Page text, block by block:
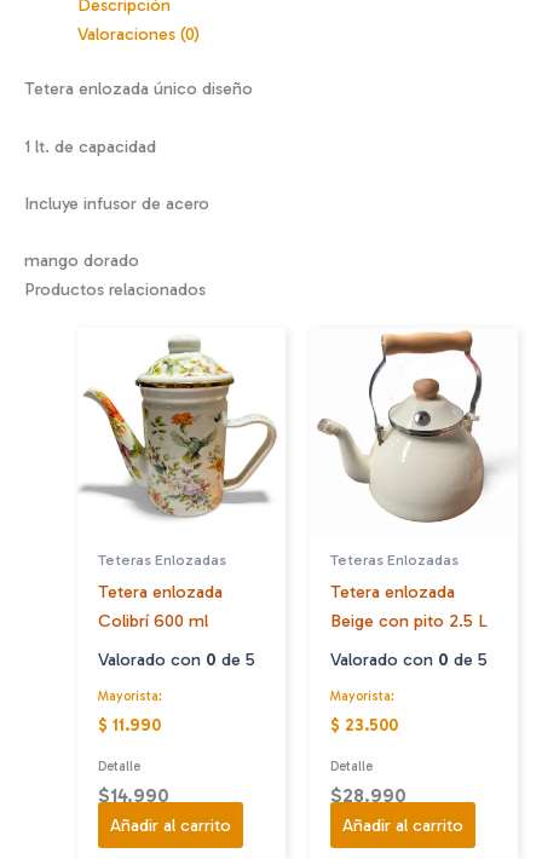
Valoraciones (0)
Tetera enlozada único diseño
1 lt. de capacidad
Incluye infusor de acero
mango dorado
Productos relacionados
Teteras Enlozadas
Tetera enlozada
Colibrí 600 ml
Valorado con 0 de 5
Mayorista:
$ 11.990
Detalle
$14.990
Añadir al carrito
Teteras Enlozadas
Tetera enlozada
Beige con pito 2.5 L
Valorado con 0 de 5
Mayorista:
$ 23.500
Detalle
$28.990
Añadir al carrito